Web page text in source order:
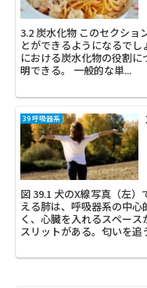
3.2 炭水化物 このセクションを読み終える頃には、あなたは次のこ
とができるようになるでしょう。 細胞内および動植
における炭水化物の役割について議論
明できる。 一般的な単...
39 呼吸器系
図 39.1 犬のX線写真（左
える肺は、呼吸器系の中
く、心臓を入れるスペー
スリットがある。匂いを